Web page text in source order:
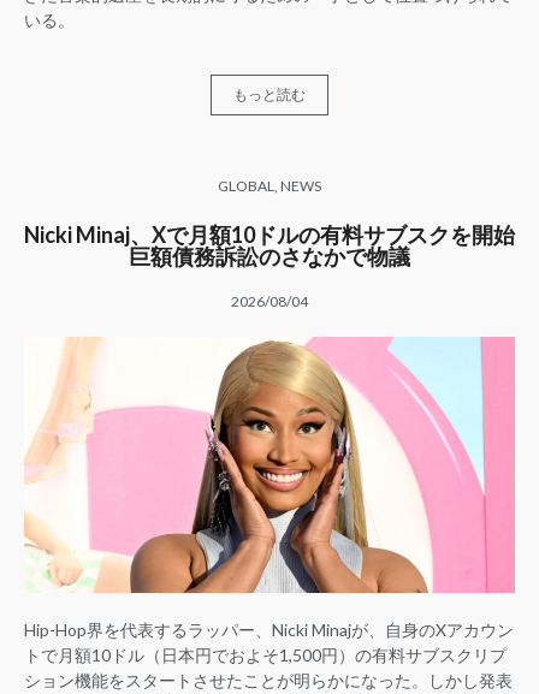
いる。
もっと読む
GLOBAL NEWS
Nicki Minaj、Xで月額10ドルの有料サブスクを開始
巨額債務訴訟のさなかで物議
2026/08/04
Hip-Hop界を代表するラッパー、Nicki Minajが、自身のXアカウン
トで月額10ドル（日本円でおよそ1,500円）の有料サブスクリプ
ション機能をスタートさせたことが明らかになった。しかし発表